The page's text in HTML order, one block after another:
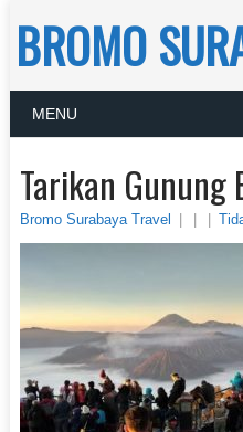
BROMO
MENU
Tarikan Gunung
Bromo Surabaya Travel